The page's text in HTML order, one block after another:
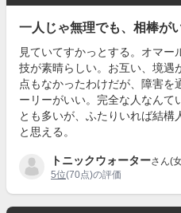
一人じゃ無理でも、相棒が
見ていてすかっとする。オマ
技が素晴らしい。お互い、境遇
点もなかったわけだが、障害を
ーリーがいい。完全な人なんて
とも多いが、ふたりいれば結
と思える。
トニックウォーターさん(
5位(70点)の評価